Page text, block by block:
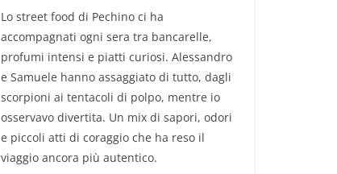
Lo street food di Pechino ci ha
accompagnati ogni sera tra bancarelle,
profumi intensi e piatti curiosi. Alessandro
e Samuele hanno assaggiato di tutto, dagli
scorpioni ai tentacoli di polpo, mentre io
osservavo divertita. Un mix di sapori, odori
e piccoli atti di coraggio che ha reso il
viaggio ancora più autentico.